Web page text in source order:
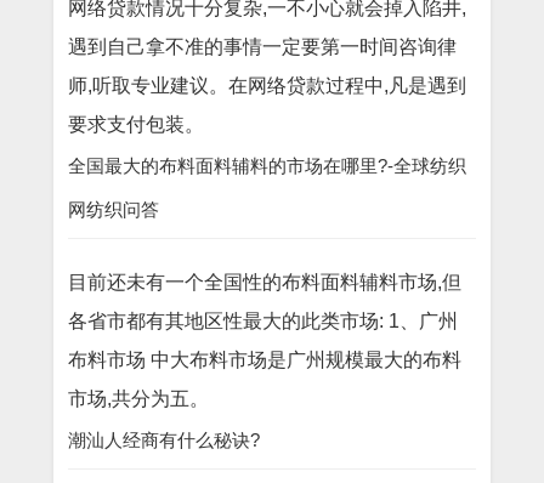
网络贷款情况十分复杂,一不小心就会掉入陷井,
遇到自己拿不准的事情一定要第一时间咨询律
师,听取专业建议。在网络贷款过程中,凡是遇到
要求支付包装。
全国最大的布料面料辅料的市场在哪里?-全球纺织
网纺织问答
目前还未有一个全国性的布料面料辅料市场,但
各省市都有其地区性最大的此类市场: 1、广州
布料市场 中大布料市场是广州规模最大的布料
市场,共分为五。
潮汕人经商有什么秘诀?